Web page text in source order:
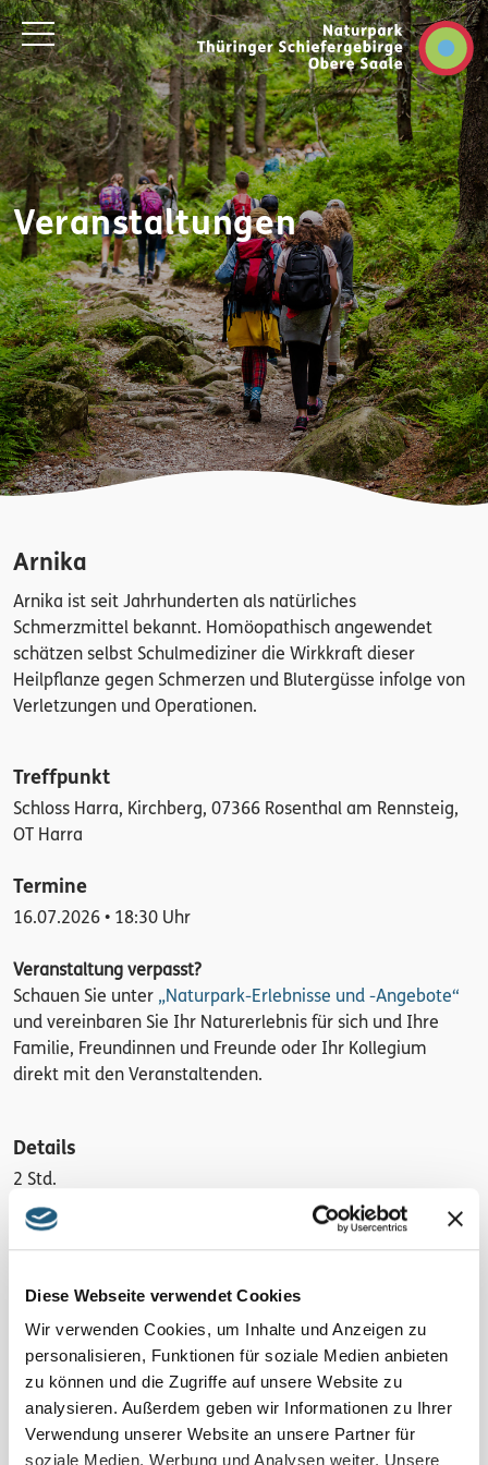
Diese Webseite verwendet Cookies
Wir verwenden Cookies, um Inhalte und Anzeigen zu
personalisieren, Funktionen für soziale Medien anbieten
zu können und die Zugriffe auf unsere Website zu
analysieren. Außerdem geben wir Informationen zu Ihrer
Verwendung unserer Website an unsere Partner für
soziale Medien, Werbung und Analysen weiter. Unsere
Veranstaltungen
Arnika
Arnika ist seit Jahrhunderten als natürliches
Schmerzmittel bekannt. Homöopathisch angewendet
schätzen selbst Schulmediziner die Wirkkraft dieser
Heilpflanze gegen Schmerzen und Blutergüsse infolge von
Verletzungen und Operationen.
Treffpunkt
Schloss Harra, Kirchberg, 07366 Rosenthal am Rennsteig,
OT Harra
Termine
16.07.2026 • 18:30 Uhr
Veranstaltung verpasst?
Schauen Sie unter „Naturpark-Erlebnisse und -Angebote“
und vereinbaren Sie Ihr Naturerlebnis für sich und Ihre
Familie, Freundinnen und Freunde oder Ihr Kollegium
direkt mit den Veranstaltenden.
Details
2 Std.
Region
35 € inkl. Skript
Anmeldung
Ja, wichtig! Bitte melden Sie sich bei den Veranstaltenden
an! Hier erfahren Sie auch mögliche Änderungen. Ohne